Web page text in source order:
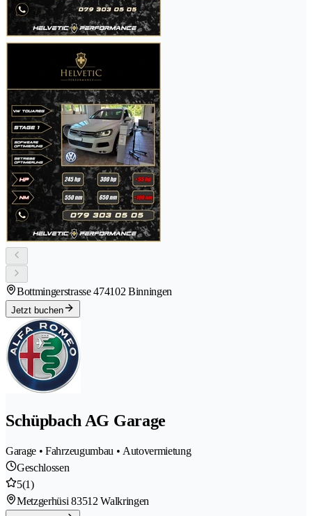
Bottmingerstrasse 474102 Binningen
Jetzt buchen
Schüpbach AG Garage
Garage • Fahrzeugumbau • Autovermietung
Geschlossen
5(1)
Metzgerhüsi 83512 Walkringen